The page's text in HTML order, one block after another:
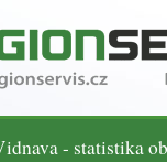
- statistika